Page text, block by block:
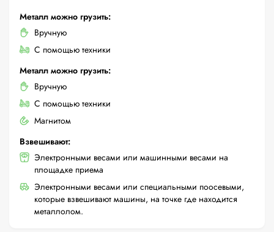
Металл можно грузить:
Вручную
С помощью техники
Металл можно грузить:
Вручную
С помощью техники
Магнитом
Взвешивают:
Электронными весами или машинными весами на
площадке приема
Электронными весами или специальными поосевыми,
которые взвешивают машины, на точке где находится
металлолом.